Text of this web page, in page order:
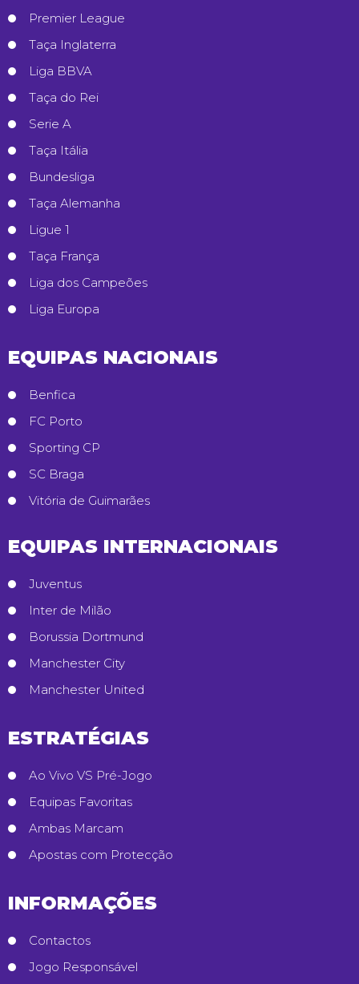
Premier League
Taça Inglaterra
Liga BBVA
Taça do Rei
Serie A
Taça Itália
Bundesliga
Taça Alemanha
Ligue 1
Taça França
Liga dos Campeões
Liga Europa
EQUIPAS NACIONAIS
Benfica
FC Porto
Sporting CP
SC Braga
Vitória de Guimarães
EQUIPAS INTERNACIONAIS
Juventus
Inter de Milão
Borussia Dortmund
Manchester City
Manchester United
ESTRATÉGIAS
Ao Vivo VS Pré-Jogo
Equipas Favoritas
Ambas Marcam
Apostas com Protecção
INFORMAÇÕES
Contactos
Jogo Responsável